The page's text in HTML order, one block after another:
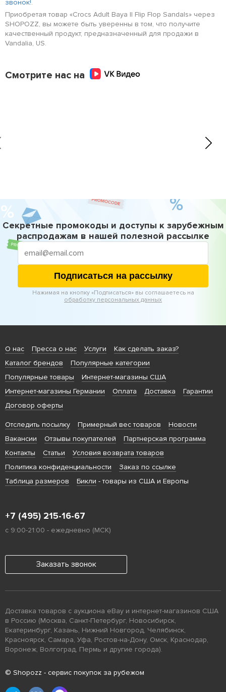
звонок!.
Приобретая товар «Crocs Adult Baya II Flip Flop Sandals» через
SHOPOZZ, вы можете быть уверенны в том, что получите
качественный продукт, предназначенный для продажи в
Vandalia, US.
Смотрите нас на
Секретные промокоды и доступы к зарубежным
распродажам в нашей полезной рассылке
Подписаться на рассылку
Нажимая на кнопку «Подписаться» вы соглашаетесь на
обработку персональных данных
О нас Пресса о нас Услуги
Как сделать заказ?
Каталог брендов
Популярные категории
Популярные товары
Интернет-магазины США
Интернет-магазины Германии
Оплата Доставка
Гарантии
Договор оферты
Отследить посылку Примерный вес товаров
Новости
Вакансии
Отзывы покупателей
Партнерская программа
Контакты
Статьи
Условия возврата товаров
Политика конфиденциальности
Заказ по ссылке
Таблица размеров
Бикли - товары из США и Европы
+7 (495) 215-16-67
с 9:00-21:00 - ежедневно (МСК)
Заказать звонок
Доставка товаров с аукциона eBay и интернет-магазинов США
в Россию (Москва, Санкт-Петербург, Новосибирск,
Екатеринбург, Казань, Нижний Новгород, Челябинск,
Красноярск, Самара, Уфа, Ростов-на-Дону, Омск, Краснодар,
Воронеж, Волгоград, Пермь и другие города).
© Shopozz - сервис покупок за рубежом